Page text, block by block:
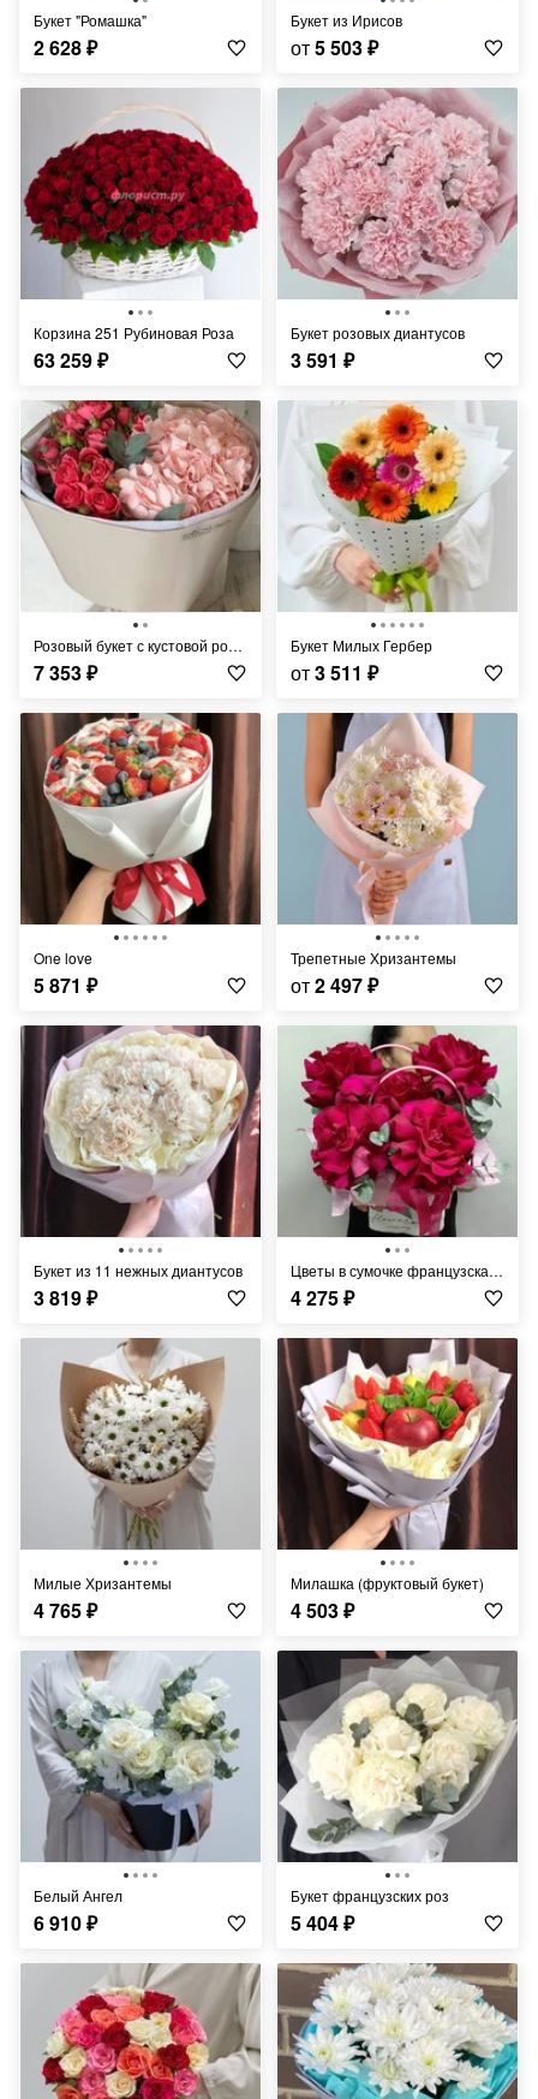
Букет "Ромашка"
2 628₽
Букет из Ирисов
от5 503₽
Корзина 251 Рубиновая Роза
63 259₽
Букет розовых диантусов
3 591 ₽
Розовый букет с кустовой розой и гортензией
7 353₽
Букет Милых Гербер
от3 511 ₽
One love
5 871 ₽
Трепетные Хризантемы
от2 497₽
Букет из 11 нежных диантусов
3 819₽
Цветы в сумочке французская роза х 5
4 275₽
Милые Хризантемы
4 765₽
Милашка (фруктовый букет)
4 503₽
Белый Ангел
6 910₽
Букет французских роз
5 404₽